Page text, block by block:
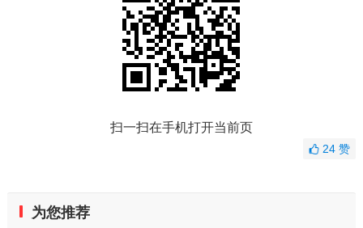
扫一扫在手机打开当前页
24赞
为您推荐